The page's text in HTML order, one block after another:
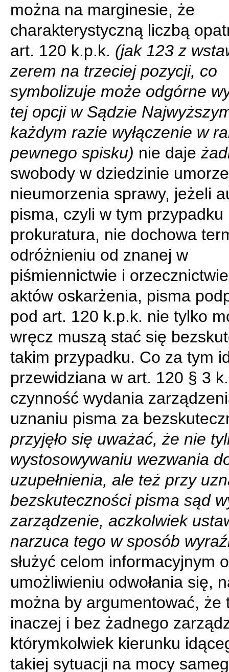
można na marginesie, że
charakterystyczną liczbą
art. 120 k.p.k. (jak 123 z
zerem na trzeciej pozycji, co
symbolizuje może odgórne
tej opcji w Sądzie
każdym razie wyłączenie w
pewnego spisku) nie daje
swobody w dziedzinie
nieumorzenia sprawy, jeżeli
pisma, czyli w tym przypadku
prokuratura, nie dochowa
odróżnieniu od znanej w
piśmiennictwie i
aktów oskarżenia, pisma
pod art. 120 k.p.k. nie tylko
wręcz muszą stać się
takim przypadku. Co za tym
przewidziana w art. 120 § 3
czynność wydania
uznaniu pisma za
przyjęło się uważać, że nie
wystosowywaniu wezwania
uzupełnienia, ale też przy
bezskuteczności pisma sąd
zarządzenie, aczkolwiek
narzuca tego w sposób
służyć celom informacyjnym
umożliwieniu odwołania się,
można by argumentować, że
inaczej i bez żadnego
którymkolwiek kierunku
takiej sytuacji na mocy